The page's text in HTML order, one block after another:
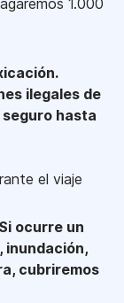
ilegales de
hasta
el viaje
Si ocurre un
inundación,
cubriremos